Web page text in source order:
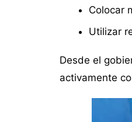
Colocar
Utilizar
Desde el
activamente